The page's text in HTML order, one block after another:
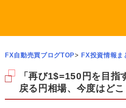
FX自動売買ブログTOP> FX投資情報ま
「再び1$=150円を目指
戻る円相場、今度はど